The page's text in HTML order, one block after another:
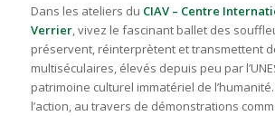
Dans les ateliers du CIAV – Centre
Verrier, vivez le fascinant ballet des
préservent, réinterprètent et transmettent
multiséculaires, élevés depuis peu par
patrimoine culturel immatériel de
l’action, au travers de démonstrations